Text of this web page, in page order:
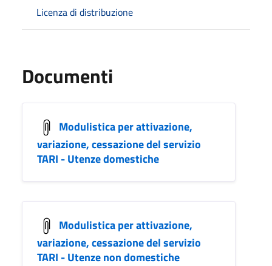
Licenza di distribuzione
Documenti
Modulistica per attivazione,
variazione, cessazione del servizio
TARI - Utenze domestiche
Modulistica per attivazione,
variazione, cessazione del servizio
TARI - Utenze non domestiche